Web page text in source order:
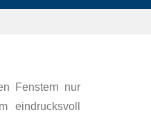
Fenstern nur
eindrucksvoll